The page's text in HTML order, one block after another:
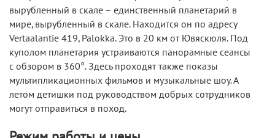
вырубленный в скале – единственный планетарий в
мире, вырубленный в скале. Находится он по адресу
Vertaalantie 419, Palokka. Это в 20 км от Ювяскюля. Под
куполом планетария устраиваются панорамные сеансы
с обзором в 360°. Здесь проходят также показы
мультипликационных фильмов и музыкальные шоу. А
летом детишки под руководством добрых сотрудников
могут отправиться в поход.